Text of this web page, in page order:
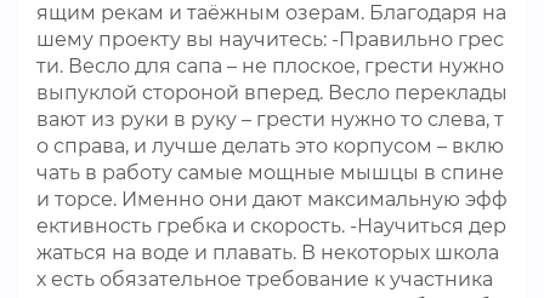
ящим рекам и таёжным озерам. Благодаря на
шему проекту вы научитесь: -Правильно грес
ти. Весло для сапа – не плоское, грести нужно
выпуклой стороной вперед. Весло переклады
вают из руки в руку – грести нужно то слева, т
о справа, и лучше делать это корпусом – вклю
чать в работу самые мощные мышцы в спине
и торсе. Именно они дают максимальную эфф
ективность гребка и скорость. -Научиться дер
жаться на воде и плавать. В некоторых школа
х есть обязательное требование к участника